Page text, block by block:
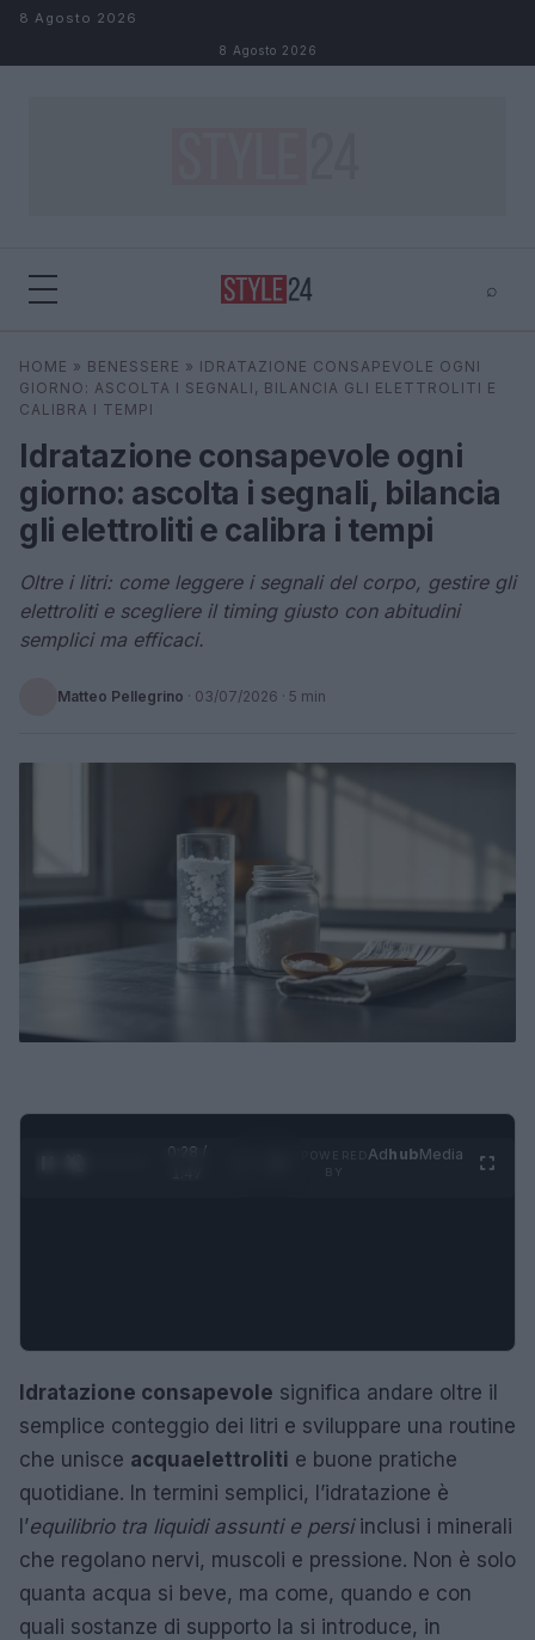
Salta al contenuto
8 Agosto 2026
8 Agosto 2026
⌕
Cerca ⌕
HOME » BENESSERE » IDRATAZIONE CONSAPEVOLE OGNI
GIORNO: ASCOLTA I SEGNALI, BILANCIA GLI ELETTROLITI E
CALIBRA I TEMPI
Idratazione consapevole ogni
giorno: ascolta i segnali, bilancia
gli elettroliti e calibra i tempi
Oltre i litri: come leggere i segnali del corpo, gestire gli
elettroliti e scegliere il timing giusto con abitudini
semplici ma efficaci.
Matteo Pellegrino · 03/07/2026 · 5 min
0:29 /
AdhubMedia
Idratazione consapevole significa andare oltre il
semplice conteggio dei litri e sviluppare una routine
che unisce acquaelettroliti e buone pratiche
quotidiane. In termini semplici, l’idratazione è
l’equilibrio tra liquidi assunti e persiinclusi i minerali
che regolano nervi, muscoli e pressione. Non è solo
quanta acqua si beve, ma come, quando e con
quali sostanze di supporto la si introduce, in